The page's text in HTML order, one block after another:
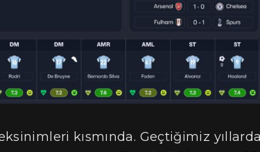
kısmında. Geçtiğimiz